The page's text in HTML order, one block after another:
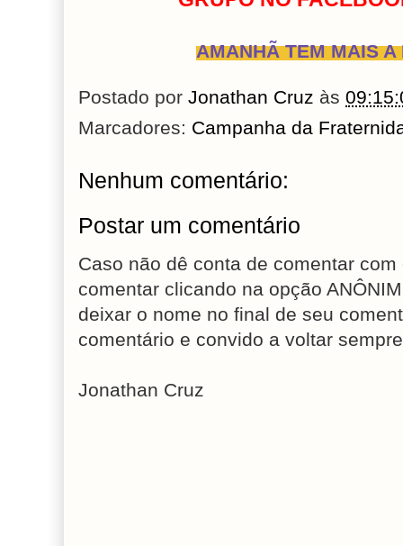
AMANHÃ TEM MAIS A
Postado por Jonathan Cruz às
Marcadores: Campanha da
Nenhum comentário:
Postar um comentário
Caso não dê conta de comentar
comentar clicando na opção
deixar o nome no final de seu
comentário e convido a voltar
Jonathan Cruz